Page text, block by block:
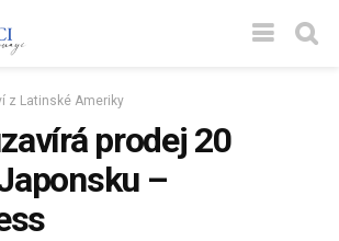
z Latinské Ameriky
prodej 20
–